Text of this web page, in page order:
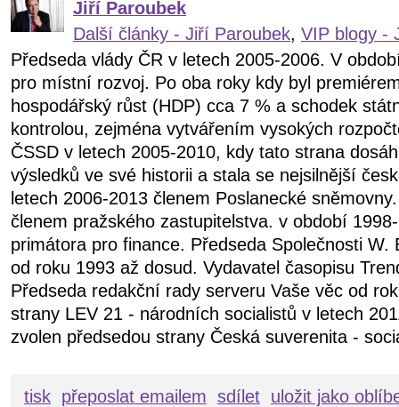
Jiří Paroubek
Další články - Jiří Paroubek, VIP blogy -
Předseda vlády ČR v letech 2005-2006. V
pro místní rozvoj. Po oba roky kdy byl
hospodářský růst (HDP) cca 7 % a schodek
kontrolou, zejména vytvářením vysokých
ČSSD v letech 2005-2010, kdy tato strana
výsledků ve své historii a stala se nejsilnější
letech 2006-2013 členem Poslanecké
členem pražského zastupitelstva. v období
primátora pro finance. Předseda Společnosti W.
od roku 1993 až dosud. Vydavatel časopisu
Předseda redakční rady serveru Vaše věc od
strany LEV 21 - národních socialistů v letech
zvolen předsedou strany Česká suverenita -
tisk přeposlat emailem sdílet uložit jako